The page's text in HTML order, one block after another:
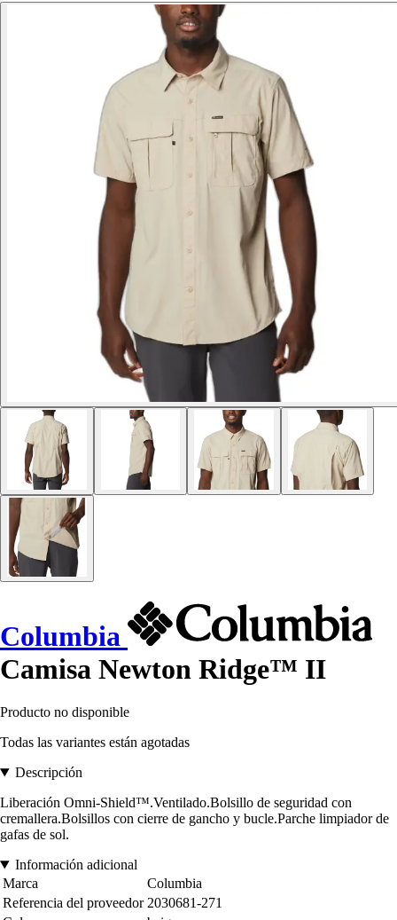
Columbia
Camisa Newton Ridge™ II
Producto no disponible
Todas las variantes están agotadas
Descripción
Liberación Omni-Shield™.Ventilado.Bolsillo de seguridad con
cremallera.Bolsillos con cierre de gancho y bucle.Parche limpiador de
gafas de sol.
Información adicional
Marca
Columbia
Referencia del proveedor 2030681-271